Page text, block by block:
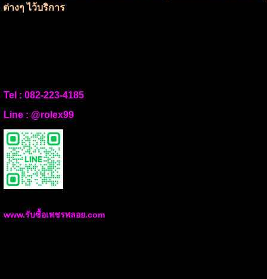
ต่างๆ ไว้บริการ
Tel : 082-223-4185
Line : @rolex99
www.รับซื้อเพชรพลอย.com